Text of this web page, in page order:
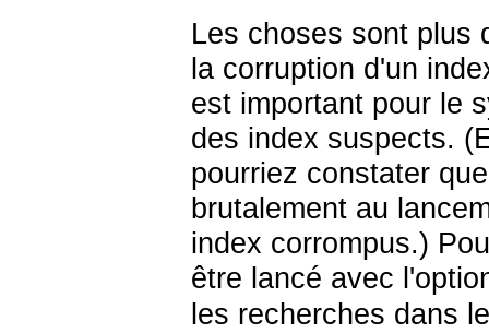
Les choses sont plus
la corruption d'un
est important pour le
des index suspects.
pourriez constater
brutalement au
index corrompus.)
être lancé avec
les recherches dans